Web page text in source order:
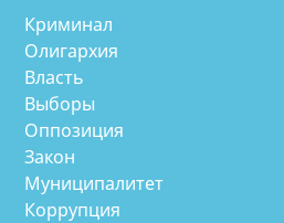
Криминал
Олигархия
Власть
Выборы
Оппозиция
Закон
Муниципалитет
Коррупция